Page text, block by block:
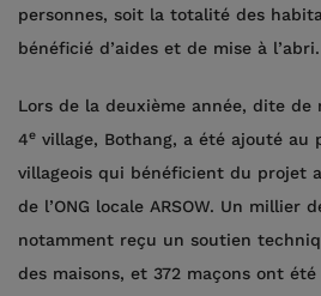
personnes, soit la totalité des
bénéficié d’aides et de mise à l’abri.
Lors de la deuxième année, dite
4e village, Bothang, a été ajouté au
villageois qui bénéficient du projet
de l’ONG locale ARSOW. Un millier
notamment reçu un soutien
des maisons, et 372 maçons ont